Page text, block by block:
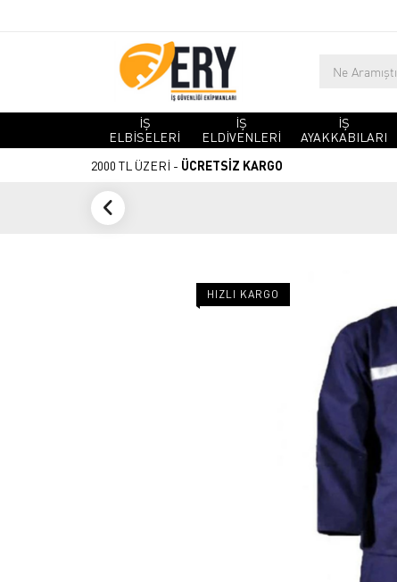
İŞ
ELBİSELERİ
İŞ
ELDİVENLERİ
İŞ
AYAKKABILARI
2000 TL ÜZERİ - ÜCRETSİZ KARGO
HIZLI KARGO